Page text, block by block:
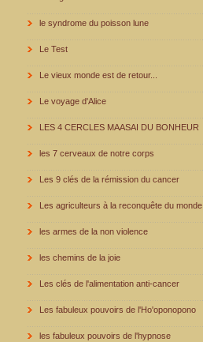
le syndrome du poisson lune
Le Test
Le vieux monde est de retour...
Le voyage d'Alice
LES 4 CERCLES MAASAI DU BONHEUR
les 7 cerveaux de notre corps
Les 9 clés de la rémission du cancer
Les agriculteurs à la reconquête du monde
les armes de la non violence
les chemins de la joie
Les clés de l'alimentation anti-cancer
Les fabuleux pouvoirs de l'Ho'oponopono
les fabuleux pouvoirs de l'hypnose